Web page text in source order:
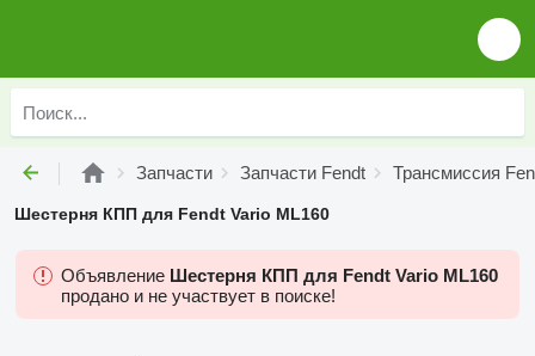
Запчасти Запчасти Fendt Трансмиссия
Шестерня КПП для Fendt Vario ML160
Объявление Шестерня КПП для Fendt Vario ML160
продано и не участвует в поиске!